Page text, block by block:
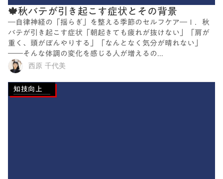
🍁秋バテが引き起こす症状とその背景
―自律神経の「揺らぎ」を整える季節のセルフケア―Ⅰ．秋
バテが引き起こす症状「朝起きても疲れが抜けない」「肩が
重く、頭がぼんやりする」「なんとなく気分が晴れない」
――そんな体調の変化を感じる人が増えるの...
西原 千代美
知技向上